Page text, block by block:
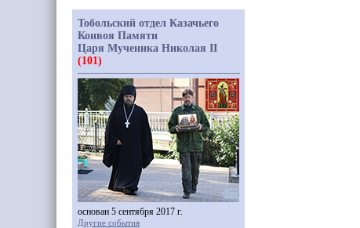
Тобольский отдел Казачьего
Конвоя Памяти
Царя Мученика Николая II
(101)
основан 5 сентября 2017 г.
Другие события